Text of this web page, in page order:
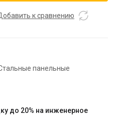
к сравнению
панельные
до 20% на инженерное